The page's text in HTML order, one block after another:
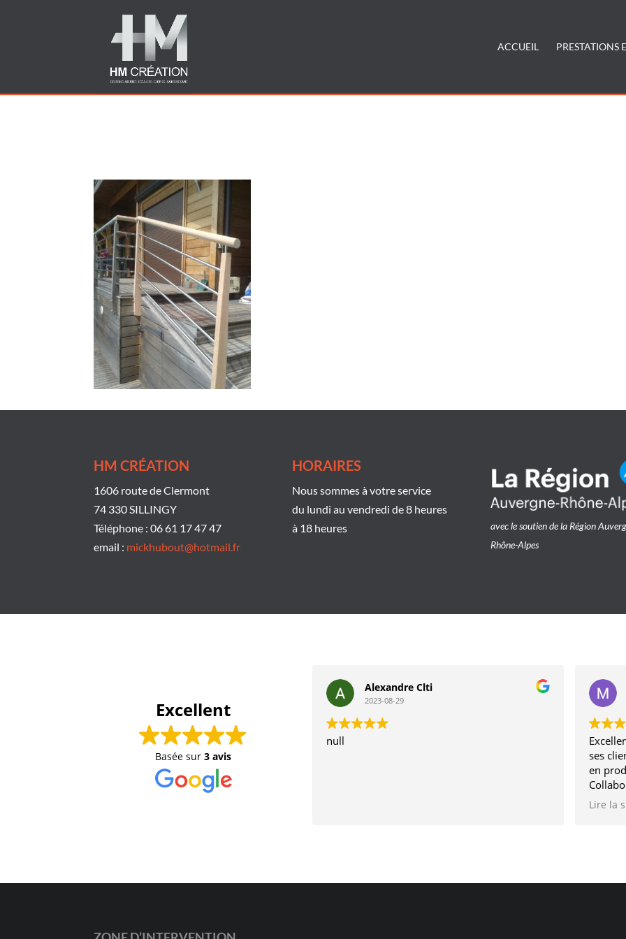
ACCUEIL PRESTATIONS
HM CRÉATION
1606 route de Clermont
74 330 SILLINGY
Téléphone : 06 61 17 47 47
email : mickhubout@hotmail.fr
HORAIRES
Nous sommes à votre service
du lundi au vendredi de 8 heures
à 18 heures
avec le soutien de la Région
Rhône-Alpes
Excellent
Basée sur3 avis
Alexandre Clti
2023-08-29
null
ses
en
depuis
Lire la